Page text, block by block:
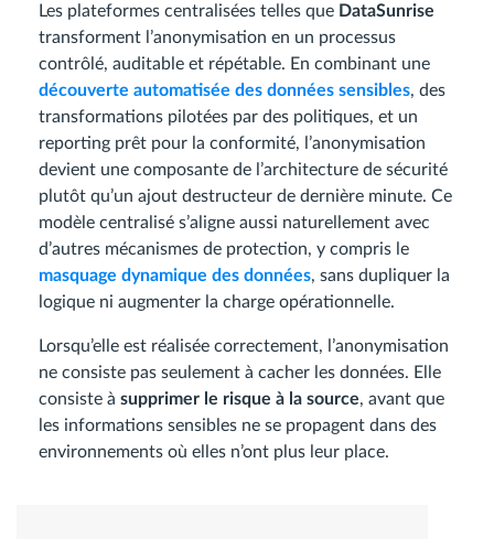
Les plateformes centralisées telles que DataSunrise
transforment l’anonymisation en un processus
contrôlé, auditable et répétable. En combinant une
découverte automatisée des données sensibles, des
transformations pilotées par des politiques, et un
reporting prêt pour la conformité, l’anonymisation
devient une composante de l’architecture de sécurité
plutôt qu’un ajout destructeur de dernière minute. Ce
modèle centralisé s’aligne aussi naturellement avec
d’autres mécanismes de protection, y compris le
masquage dynamique des données, sans dupliquer la
logique ni augmenter la charge opérationnelle.
Lorsqu’elle est réalisée correctement, l’anonymisation
ne consiste pas seulement à cacher les données. Elle
consiste à supprimer le risque à la source, avant que
les informations sensibles ne se propagent dans des
environnements où elles n’ont plus leur place.